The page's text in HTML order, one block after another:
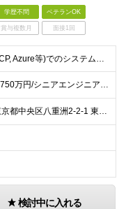
学歴不問 ベテランOK
賞与複数月 面接1回
◆クラウド上(AWS,GCP, Azure等)でのシステム開発・運用経験 ◆フレームワークを使用したWebアプリケーションの開発経験 ◆モダン言語を用いた開発経験 ※学歴不問 【求める人物像】 ・チ
想定年収：年収450～750万円/シニアエンジニア:年収650～1200万円 ◆月給37.5万円以上 ※経験・能力に応じて決定します。 ※固定残業代（月45時間分相当／9.9万円～）を含みます ※超
◆本社(東京駅直結) 東京都中央区八重洲2-2-1 東京ミッドタウン八重洲 八重洲セントラルタワー8階 ※就業場所変更の範囲：会社の定める場所
検討中に入れる